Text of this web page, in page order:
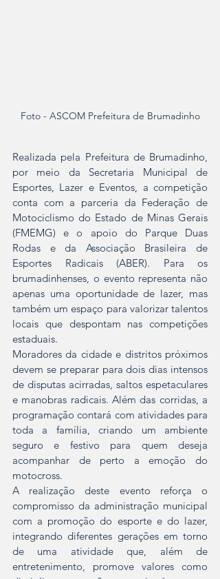
Foto - ASCOM Prefeitura de Brumadinho
Realizada pela Prefeitura de Brumadinho,
por meio da Secretaria Municipal de
Esportes, Lazer e Eventos, a competição
conta com a parceria da Federação de
Motociclismo do Estado de Minas Gerais
(FMEMG) e o apoio do Parque Duas
Rodas e da Associação Brasileira de
Esportes Radicais (ABER). Para os
brumadinhenses, o evento representa não
apenas uma oportunidade de lazer, mas
também um espaço para valorizar talentos
locais que despontam nas competições
estaduais.
Moradores da cidade e distritos próximos
devem se preparar para dois dias intensos
de disputas acirradas, saltos espetaculares
e manobras radicais. Além das corridas, a
programação contará com atividades para
toda a família, criando um ambiente
seguro e festivo para quem deseja
acompanhar de perto a emoção do
motocross.
A realização deste evento reforça o
compromisso da administração municipal
com a promoção do esporte e do lazer,
integrando diferentes gerações em torno
de uma atividade que, além de
entretenimento, promove valores como